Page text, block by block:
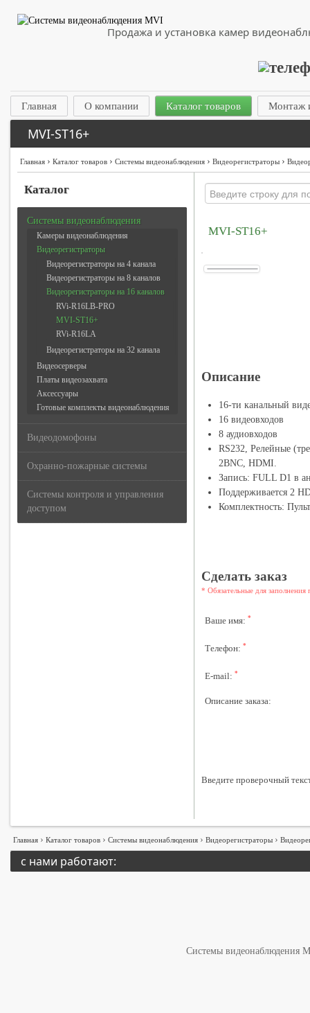
Продажа и установка камер
Главная О компании Каталог товаров Монтаж
MVI-ST16+
Главная › Каталог товаров › Системы видеонаблюдения › Видеорегистраторы ›
Каталог
Системы видеонаблюдения
Камеры видеонаблюдения
Видеорегистраторы
Видеорегистраторы на 4 канала
Видеорегистраторы на 8 каналов
Видеорегистраторы на 16 каналов
RVi-R16LB-PRO
MVI-ST16+
RVi-R16LA
Видеорегистраторы на 32 канала
Видеосерверы
Платы видеозахвата
Аксессуары
Готовые комплекты видеонаблюдения
Видеодомофоны
Охранно-пожарные системы
Системы контроля и управления
доступом
MVI-ST16+
Описание
16-ти канальный
16 видеовходов
8 аудиовходов
RS232, Релейные
2BNC, HDMI.
Запись: FULL D1 в
Поддерживается 2
Комплектность:
Сделать заказ
* Обязательные для заполнения
Ваше имя: *
Телефон: *
E-mail: *
Описание заказа:
Введите проверочный
Главная › Каталог товаров › Системы видеонаблюдения › Видеорегистраторы ›
с нами работают:
Системы видеонаблюдения